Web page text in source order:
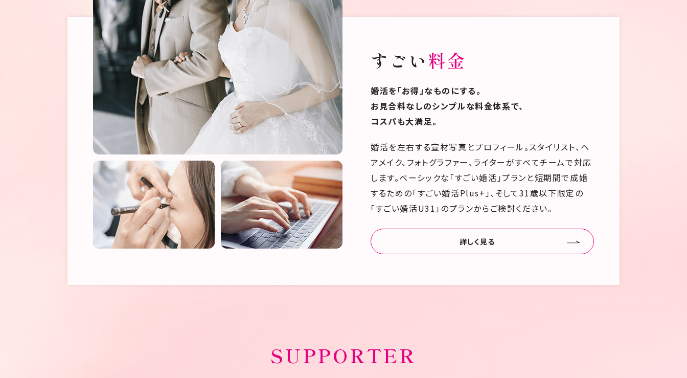
すごい料金
婚活を「お得」なものにする。
お見合料なしのシンプルな料金体系で、
コスパも大満足。
婚活を左右する宣材写真とプロフィール。スタイリスト、ヘ
アメイク、フォトグラファー、ライターがすべてチームで対応
します。ベーシックな「すごい婚活」プランと短期間で成婚
するための「すごい婚活Plus+」、そして31歳以下限定の
「すごい婚活U31」のプランからご検討ください。
詳しく見る
SUPPORTER